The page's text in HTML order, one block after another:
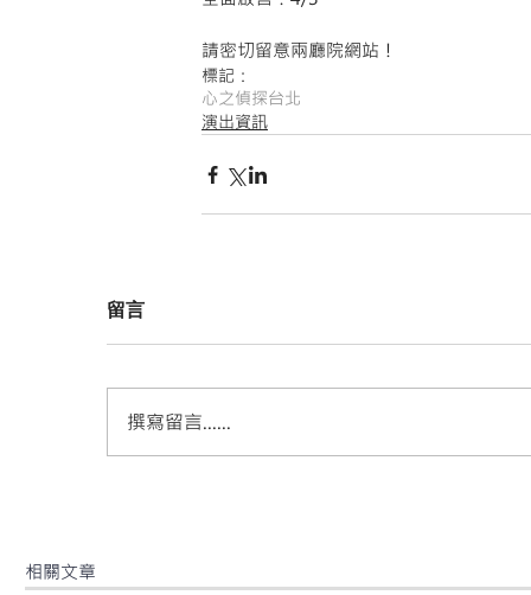
請密切留意兩廳院網站！
標記：
心之偵探台北
演出資訊
留言
撰寫留言......
​相關文章